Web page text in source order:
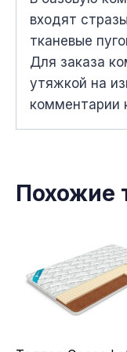
вxодят
тканевые
Для заказа
утяжкой на
комментарии
Похожие
Этот